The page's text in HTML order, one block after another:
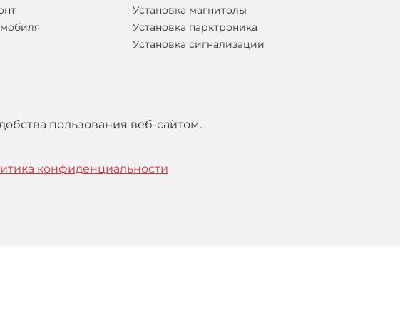
Установка магнитолы
Установка парктроника
Установка сигнализации
пользования веб-сайтом.
конфиденциальности